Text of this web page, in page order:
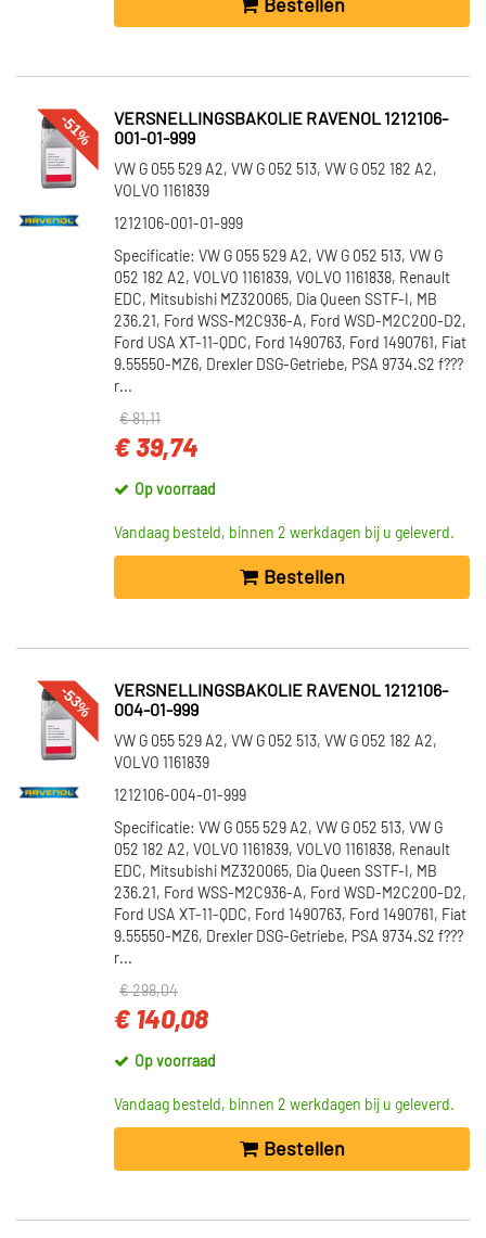
Bestellen
-51%
VERSNELLINGSBAKOLIE RAVENOL 1212106-
001-01-999
VW G 055 529 A2, VW G 052 513, VW G 052 182 A2,
VOLVO 1161839
1212106-001-01-999
Specificatie: VW G 055 529 A2, VW G 052 513, VW G
052 182 A2, VOLVO 1161839, VOLVO 1161838, Renault
EDC, Mitsubishi MZ320065, Dia Queen SSTF-I, MB
236.21, Ford WSS-M2C936-A, Ford WSD-M2C200-D2,
Ford USA XT-11-QDC, Ford 1490763, Ford 1490761, Fiat
9.55550-MZ6, Drexler DSG-Getriebe, PSA 9734.S2 f???
r...
€ 81,11
€ 39,74
Op voorraad
Vandaag besteld, binnen 2 werkdagen bij u geleverd.
Bestellen
-53%
VERSNELLINGSBAKOLIE RAVENOL 1212106-
004-01-999
VW G 055 529 A2, VW G 052 513, VW G 052 182 A2,
VOLVO 1161839
1212106-004-01-999
Specificatie: VW G 055 529 A2, VW G 052 513, VW G
052 182 A2, VOLVO 1161839, VOLVO 1161838, Renault
EDC, Mitsubishi MZ320065, Dia Queen SSTF-I, MB
236.21, Ford WSS-M2C936-A, Ford WSD-M2C200-D2,
Ford USA XT-11-QDC, Ford 1490763, Ford 1490761, Fiat
9.55550-MZ6, Drexler DSG-Getriebe, PSA 9734.S2 f???
r...
€ 298,04
€ 140,08
Op voorraad
Vandaag besteld, binnen 2 werkdagen bij u geleverd.
Bestellen